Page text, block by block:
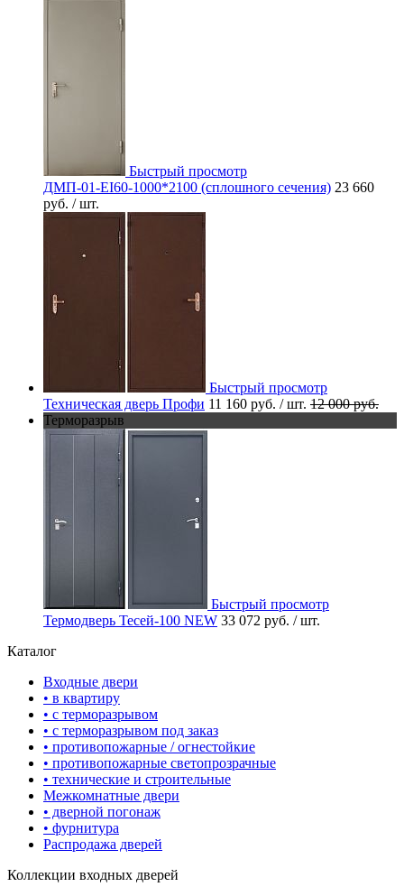
Быстрый просмотр
ДМП-01-EI60-1000*2100 (сплошного сечения) 23 660
руб. / шт.
Быстрый просмотр
Техническая дверь Профи 11 160 руб. / шт. 12 000 руб.
Терморазрыв
Быстрый просмотр
Термодверь Тесей-100 NEW 33 072 руб. / шт.
Каталог
Входные двери
• в квартиру
• с терморазрывом
• с терморазрывом под заказ
• противопожарные / огнестойкие
• противопожарные светопрозрачные
• технические и строительные
Межкомнатные двери
• дверной погонаж
• фурнитура
Распродажа дверей
Коллекции входных дверей